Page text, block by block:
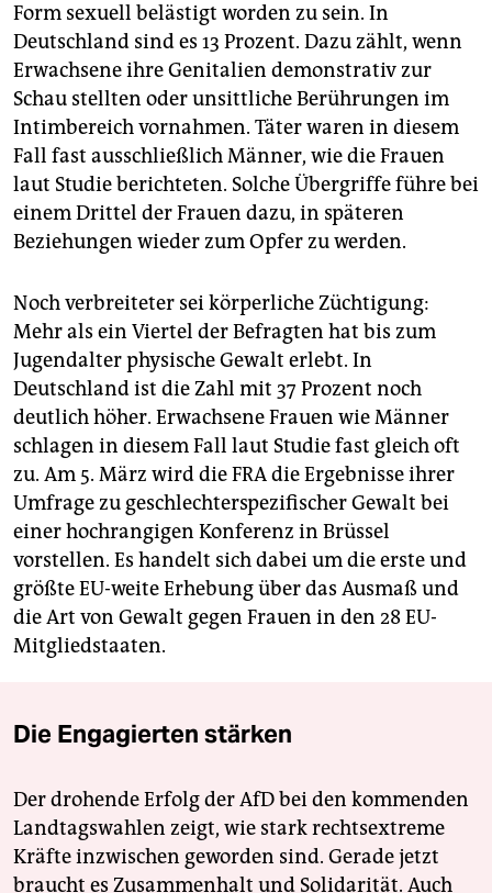
Form sexuell belästigt worden zu sein. In
Deutschland sind es 13 Prozent. Dazu zählt, wenn
Erwachsene ihre Genitalien demonstrativ zur
Schau stellten oder unsittliche Berührungen im
Intimbereich vornahmen. Täter waren in diesem
Fall fast ausschließlich Männer, wie die Frauen
laut Studie berichteten. Solche Übergriffe führe bei
einem Drittel der Frauen dazu, in späteren
Beziehungen wieder zum Opfer zu werden.
Noch verbreiteter sei körperliche Züchtigung:
Mehr als ein Viertel der Befragten hat bis zum
Jugendalter physische Gewalt erlebt. In
Deutschland ist die Zahl mit 37 Prozent noch
deutlich höher. Erwachsene Frauen wie Männer
schlagen in diesem Fall laut Studie fast gleich oft
zu. Am 5. März wird die FRA die Ergebnisse ihrer
Umfrage zu geschlechterspezifischer Gewalt bei
einer hochrangigen Konferenz in Brüssel
vorstellen. Es handelt sich dabei um die erste und
größte EU-weite Erhebung über das Ausmaß und
die Art von Gewalt gegen Frauen in den 28 EU-
Mitgliedstaaten.
Die Engagierten stärken
Der drohende Erfolg der AfD bei den kommenden
Landtagswahlen zeigt, wie stark rechtsextreme
Kräfte inzwischen geworden sind. Gerade jetzt
braucht es Zusammenhalt und Solidarität. Auch